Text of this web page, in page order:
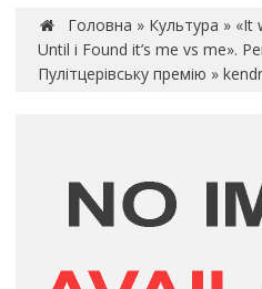
Головна » Культура » «It
Until i Found it’s me vs me».
Пулітцерівську премію »